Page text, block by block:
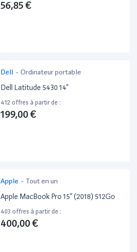
56,85 €
Dell - Ordinateur portable
Dell Latitude 5430 14”
412 offres à partir de :
199,00 €
Apple - Tout en un
Apple MacBook Pro 15” (2018) 512Go
403 offres à partir de :
400,00 €